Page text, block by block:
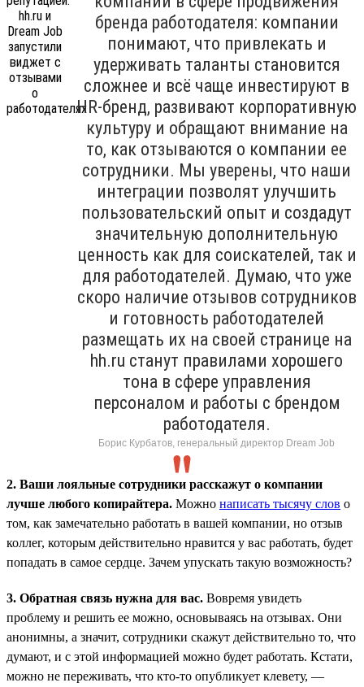
бренда работодателя: компании
понимают, что привлекать и
удерживать таланты становится
сложнее и всё чаще инвестируют в
HR-бренд, развивают корпоративную
культуру и обращают внимание на
то, как отзываются о компании ее
сотрудники. Мы уверены, что наши
интеграции позволят улучшить
пользовательский опыт и создадут
значительную дополнительную
ценность как для соискателей, так и
для работодателей. Думаю, что уже
скоро наличие отзывов сотрудников
и готовность работодателей
размещать их на своей странице на
hh.ru станут правилами хорошего
тона в сфере управления
персоналом и работы с брендом
работодателя.
Борис Курбатов, генеральный директор Dream Job
2. Ваши лояльные сотрудники расскажут о компании
лучше любого копирайтера. Можно написать тысячу слов о
том, как замечательно работать в вашей компании, но отзыв
коллег, которым действительно нравится у вас работать, будет
попадать в самое сердце. Зачем упускать такую возможность?
3. Обратная связь нужна для вас. Вовремя увидеть
проблему и решить ее можно, основываясь на отзывах. Они
анонимны, а значит, сотрудники скажут действительно то, что
думают, и с этой информацией можно будет работать. Кстати,
можно не переживать, что кто-то опубликует клевету, —